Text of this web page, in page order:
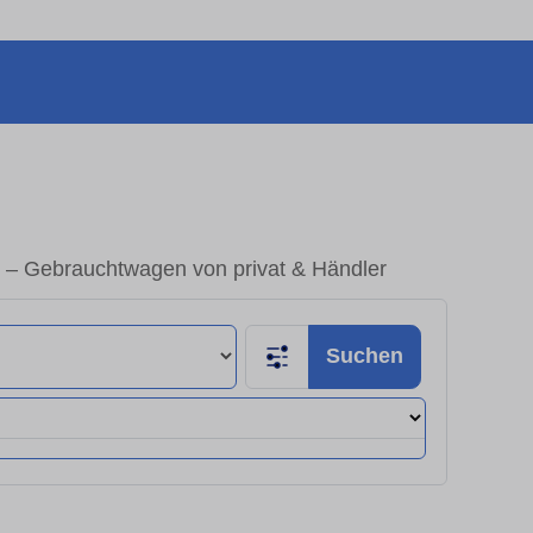
Gebrauchtwagen von privat & Händler
Suchen